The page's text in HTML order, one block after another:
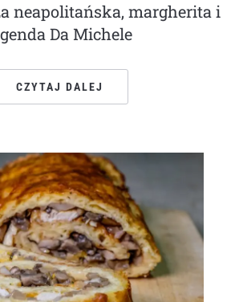
neapolitańska, margherita i
Da Michele
CZYTAJ DALEJ